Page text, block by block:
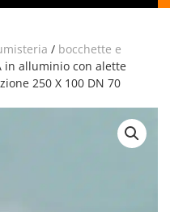
/ bocchette e
in alluminio con alette
250 X 100 DN 70